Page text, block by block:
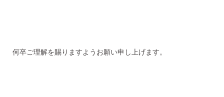
何卒ご理解を賜りますようお願い申し上げます。